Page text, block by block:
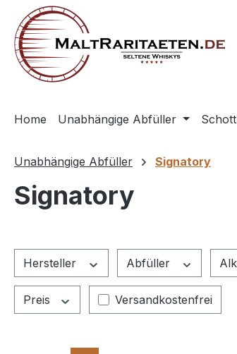
Zur Hauptnavigation springen
Home Unabhängige Abfüller
Unabhängige Abfüller Signatory
Signatory
Hersteller Abfüller
Preis Filter hinzufügen:
Versandkostenfrei